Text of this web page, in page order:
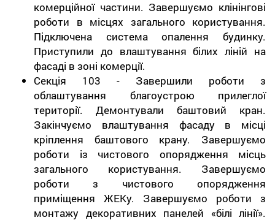
комерційної частини. Завершуємо клінінгові
роботи в місцях загального користування.
Підключена система опалення будинку.
Приступили до влаштування білих ліній на
фасаді в зоні комерції.
Секція 103 - Завершили роботи з
облаштування благоустрою прилеглої
території. Демонтували баштовий кран.
Закінчуємо влаштування фасаду в місці
кріплення баштового крану. Завершуємо
роботи із чистового опорядження місць
загального користування. Завершуємо
роботи з чистового опорядження
приміщення ЖЕКу. Завершуємо роботи з
монтажу декоративних панелей «білі лінії».